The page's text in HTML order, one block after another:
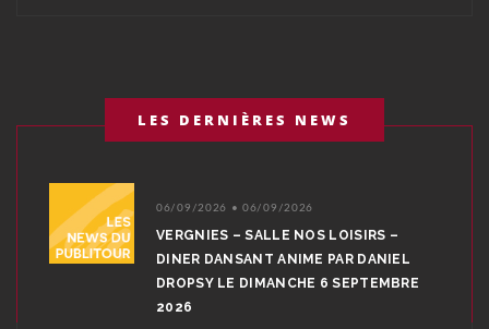
LES DERNIÈRES NEWS
06/09/2026 • 06/09/2026
VERGNIES – SALLE NOS LOISIRS –
DINER DANSANT ANIME PAR DANIEL
DROPSY LE DIMANCHE 6 SEPTEMBRE
2026